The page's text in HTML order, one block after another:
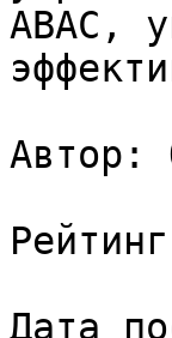
ABAC,
Автор:
Дата